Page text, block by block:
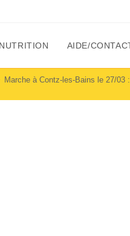
AIDE/
Marche à Contz-les-Bains le 27/